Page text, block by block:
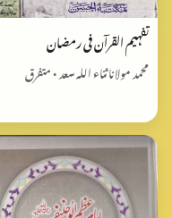
تفہیم القرآن فی رمضان
محمد مولانا ثناء اللہ سعد • متفرق